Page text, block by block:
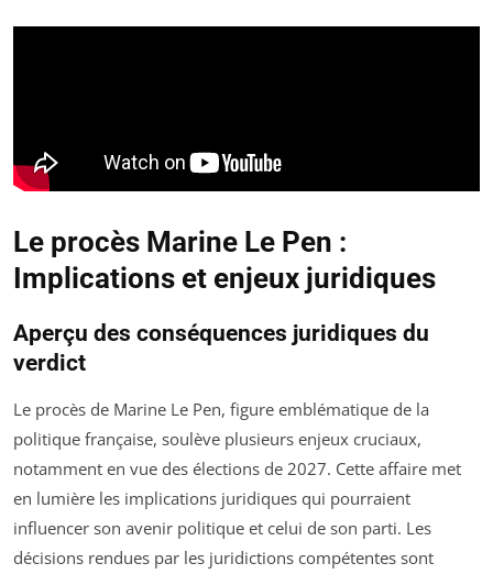
Le procès Marine Le Pen :
Implications et enjeux juridiques
Aperçu des conséquences juridiques du
verdict
Le procès de Marine Le Pen, figure emblématique de la
politique française, soulève plusieurs enjeux cruciaux,
notamment en vue des élections de 2027. Cette affaire met
en lumière les implications juridiques qui pourraient
influencer son avenir politique et celui de son parti. Les
décisions rendues par les juridictions compétentes sont